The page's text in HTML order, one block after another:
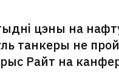
цэны на
танкеры не
Райт на